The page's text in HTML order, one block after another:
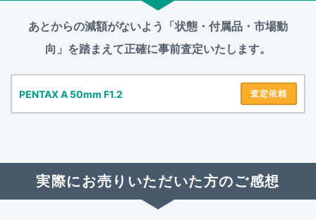
あとからの減額がないよう「状態・付属品・市場動
向」を踏まえて正確に事前査定いたします。
PENTAX A 50mm F1.2 査定依頼
実際にお売りいただいた方のご感想